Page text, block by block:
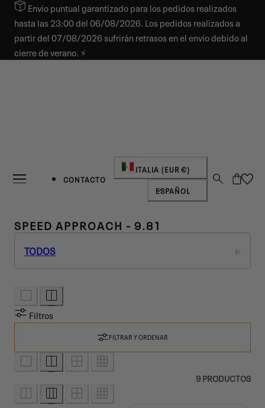
AL CONTENIDOEnvío puntual garantizado para los pedidos realizados
hasta las 23:00 del 06/08/2026. Los pedidos realizados a
partir del 07/08/2026 sufrirán retrasos en el envío debido al
cierre de verano. ⚡
CONTACTO
País/región
ITALIA (EUR €)
Idioma
ESPAÑOL
Carro
R
E
O
L
A
I
Ó
N
SPEED APPROACH - 9.81
TODOS
Filtros
FILTRAR Y ORDENAR
9 PRODUCTOS